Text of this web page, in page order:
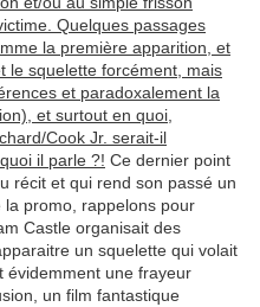
Quelques passages
la première apparition, et
le squelette forcément, mais
et paradoxalement la
et surtout en quoi,
Cook Jr. serait-il
il parle ?! Ce dernier point
récit et qui rend son passé un
promo, rappelons pour
Castle organisait des
un squelette qui volait
évidemment une frayeur
un film fantastique